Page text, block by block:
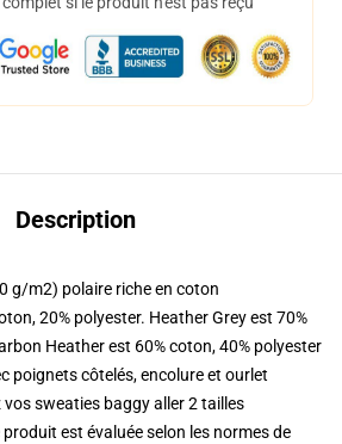
Description
g/m2) polaire riche en coton
20% polyester. Heather Grey est 70%
Heather est 60% coton, 40% polyester
poignets côtelés, encolure et ourlet
vos sweaties baggy aller 2 tailles
est évaluée selon les normes de